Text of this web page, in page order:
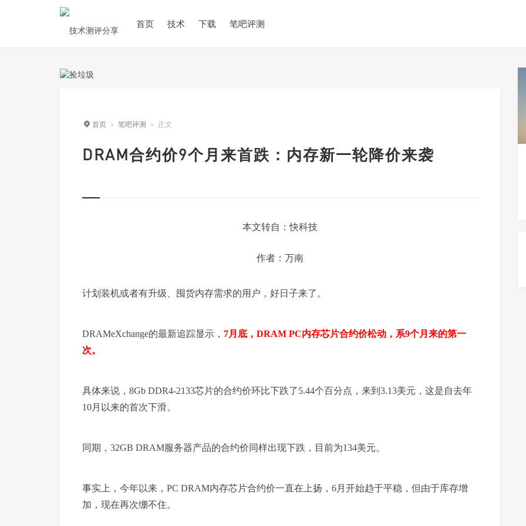
首页 技术 下载 笔吧评测
首页 › 笔吧评测 › 正文
DRAM合约价9个月来首跌：内存新一轮降价来袭
本文转自：快科技
作者：万南
计划装机或者有升级、囤货内存需求的用户，好日子来了。
DRAMeXchange的最新追踪显示， 7月底，DRAM PC内存芯片合约价松动，系9个月来的第一
次。
具体来说，8Gb DDR4-2133芯片的合约价环比下跌了5.44个百分点，来到3.13美元，这是自去年
10月以来的首次下滑。
同期，32GB DRAM服务器产品的合约价同样出现下跌，目前为134美元。
事实上，今年以来，PC DRAM内存芯片合约价一直在上扬，6月开始趋于平稳，但由于库存增
加，现在再次绷不住。